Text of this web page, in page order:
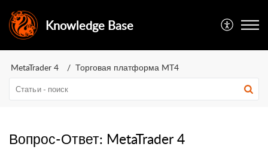
Knowledge Base
MetaTrader 4 Торговая платформа MT4
Вопрос-Ответ: MetaTrader 4